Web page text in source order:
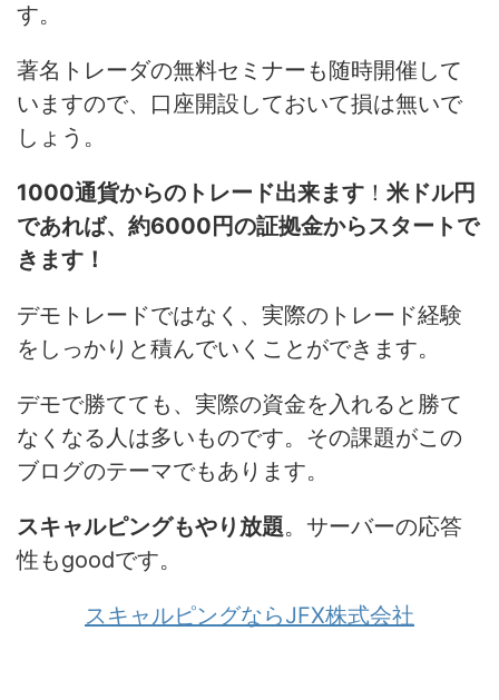
す。
著名トレーダの無料セミナーも随時開催して
いますので、口座開設しておいて損は無いで
しょう。
1000通貨からのトレード出来ます ！ 米ドル円
であれば、約6000円の証拠金からスタートで
きます！
デモトレードではなく、実際のトレード経験
をしっかりと積んでいくことができます。
デモで勝てても、実際の資金を入れると勝て
なくなる人は多いものです。その課題がこの
ブログのテーマでもあります。
スキャルピングもやり放題。サーバーの応答
性もgoodです。
スキャルピングならJFX株式会社